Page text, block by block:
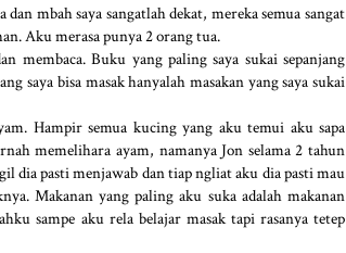
mbah saya sangatlah dekat, mereka semua sangat
Aku merasa punya 2 orang tua.
membaca. Buku yang paling saya sukai sepanjang
saya bisa masak hanyalah masakan yang saya sukai
Hampir semua kucing yang aku temui aku sapa
memelihara ayam, namanya Jon selama 2 tahun
dia pasti menjawab dan tiap ngliat aku dia pasti mau
Makanan yang paling aku suka adalah makanan
sampe aku rela belajar masak tapi rasanya tetep